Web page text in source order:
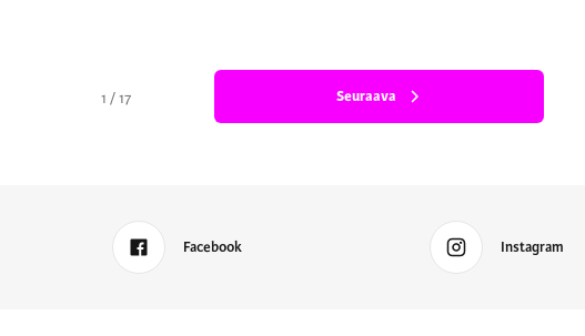
1 / 17 Seuraava
Facebook Instagram